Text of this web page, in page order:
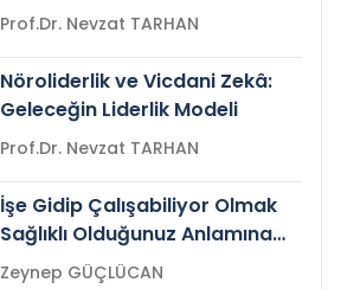
Prof.Dr. Nevzat TARHAN
Nöroliderlik ve Vicdani Zekâ:
Geleceğin Liderlik Modeli
Prof.Dr. Nevzat TARHAN
İşe Gidip Çalışabiliyor Olmak
Sağlıklı Olduğunuz Anlamına
Gelir mi?Zeynep GÜÇLÜCAN